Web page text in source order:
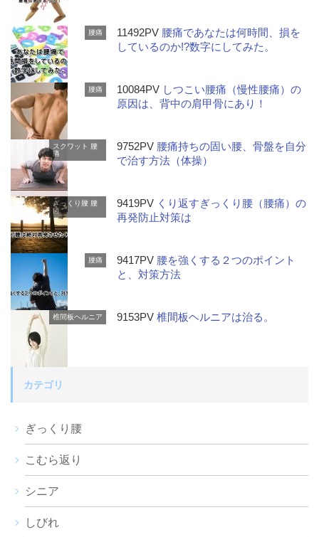
腰痛 11492PV 腰痛であなたは何時間、損を
しているのか!?数字にしてみた。
腰痛 10084PV しつこい腰痛（慢性腰痛）の
原因は、背中の肩甲骨にあり！
スクワット 腰
痛
9752PV 腰痛持ちの固い腰、骨盤を自分
で治す方法（体操）
ぎっくり腰 腰
痛
9419PV くり返すぎっくり腰（腰痛）の
再発防止対策は
腰痛 9417PV 腰を強くする２つのポイント
と、対策方法
椎間板ヘルニア 9153PV椎間板ヘルニアは治る。
カテゴリ
ぎっくり腰
こむら返り
シニア
しびれ